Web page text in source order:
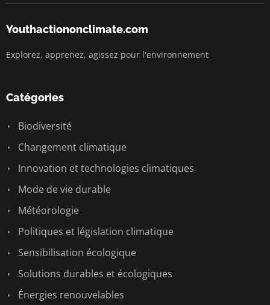
Youthactiononclimate.com
Explorez, apprenez, agissez pour l'environnement
Catégories
Biodiversité
Changement climatique
Innovation et technologies climatiques
Mode de vie durable
Météorologie
Politiques et législation climatique
Sensibilisation écologique
Solutions durables et écologiques
Énergies renouvelables